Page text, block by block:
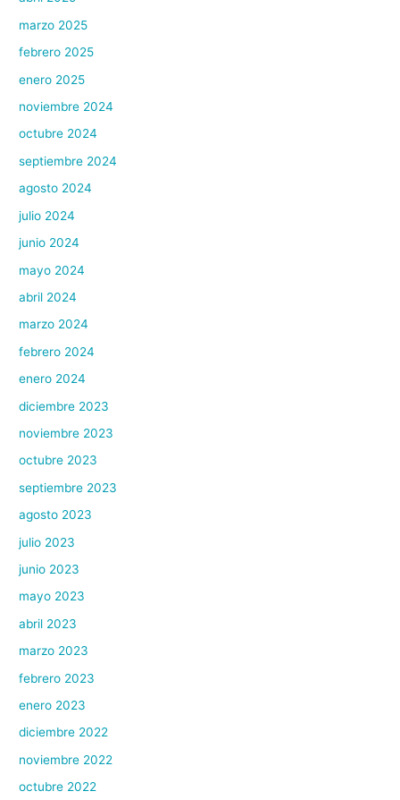
marzo 2025
febrero 2025
enero 2025
noviembre 2024
octubre 2024
septiembre 2024
agosto 2024
julio 2024
junio 2024
mayo 2024
abril 2024
marzo 2024
febrero 2024
enero 2024
diciembre 2023
noviembre 2023
octubre 2023
septiembre 2023
agosto 2023
julio 2023
junio 2023
mayo 2023
abril 2023
marzo 2023
febrero 2023
enero 2023
diciembre 2022
noviembre 2022
octubre 2022